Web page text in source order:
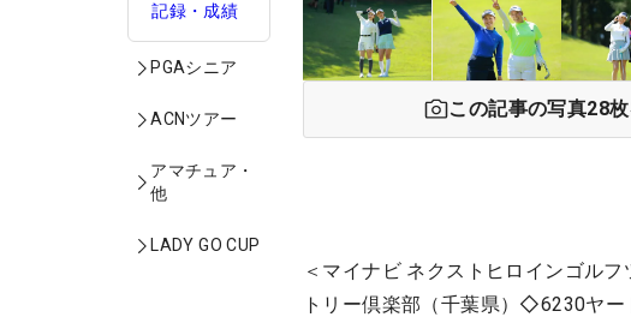
記録・成績
PGAシニア
ACNツアー
アマチュア・
他
LADY GO CUP
この記事の写真28
＜マイナビ ネクストヒロインゴル
トリー倶楽部（千葉県）◇6230ヤー